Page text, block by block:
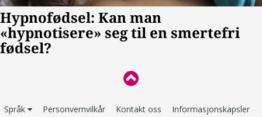
Språk Personvernvilkår Kontakt oss Informasjonskapsler